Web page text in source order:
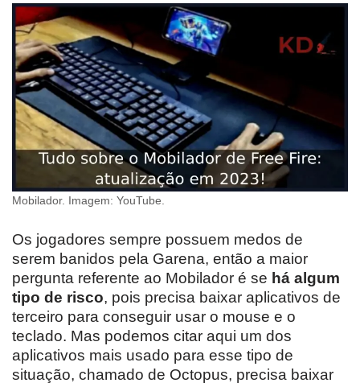
Mobilador. Imagem: YouTube.
Os jogadores sempre possuem medos de
serem banidos pela Garena, então a maior
pergunta referente ao Mobilador é se há algum
tipo de risco, pois precisa baixar aplicativos de
terceiro para conseguir usar o mouse e o
teclado. Mas podemos citar aqui um dos
aplicativos mais usado para esse tipo de
situação, chamado de Octopus, precisa baixar